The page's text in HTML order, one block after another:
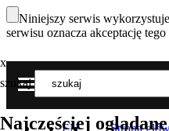
Niniejszy serwis
serwisu oznacza akceptację tego
MENU
x
szukaj
Najczęściej oglądane
EN Strona